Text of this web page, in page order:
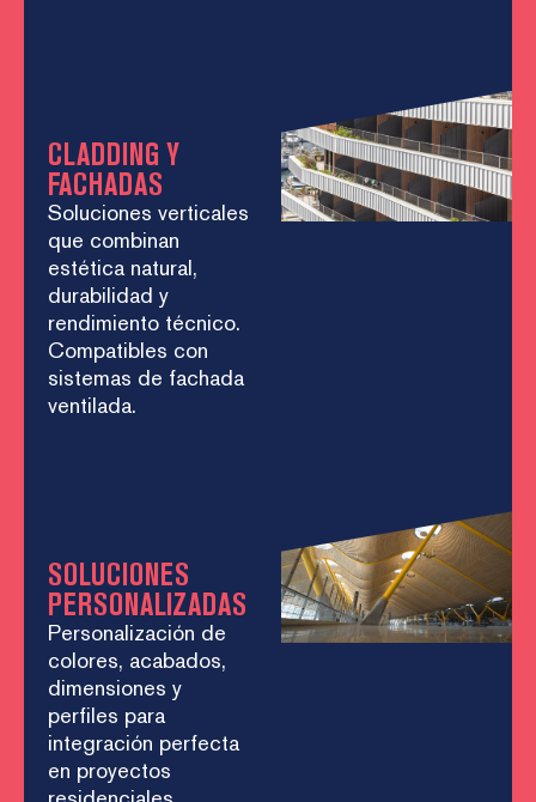
CLADDING Y
FACHADAS
Soluciones verticales
que combinan
estética natural,
durabilidad y
rendimiento técnico.
Compatibles con
sistemas de fachada
ventilada.
SOLUCIONES
PERSONALIZADAS
Personalización de
colores, acabados,
dimensiones y
perfiles para
integración perfecta
en proyectos